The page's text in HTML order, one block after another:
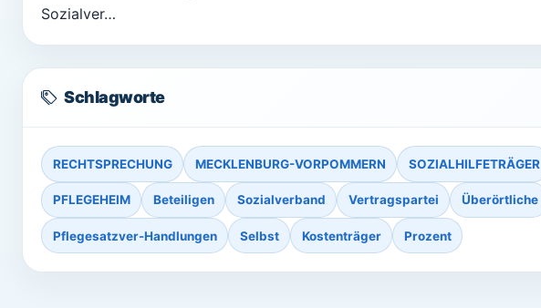
Sozialver…
Schlagworte
RECHTSPRECHUNG MECKLENBURG-VORPOMMERN SOZIALHILFETRÄGER
PFLEGEHEIM Beteiligen Sozialverband Vertragspartei Überörtliche
Pflegesatzver-Handlungen Selbst Kostenträger Prozent